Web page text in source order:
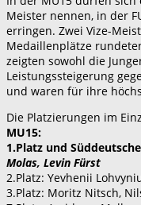
Meister nennen, in der
erringen. Zwei Vize-
Medaillenplätze
zeigten sowohl die
Leistungssteigerung
und waren für ihre
Die Platzierungen im
MU15:
1.Platz und
Molas, Levin Fürst
2.Platz: Yevhenii
3.Platz: Moritz Nitsch,